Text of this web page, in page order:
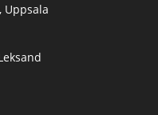
Uppsala